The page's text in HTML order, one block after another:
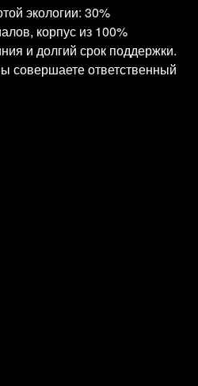
экологии: 30%
корпус из 100%
и долгий срок поддержки.
совершаете ответственный